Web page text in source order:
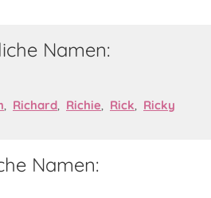
Namen:
, Richard, Richie, Rick, Ricky
Namen: